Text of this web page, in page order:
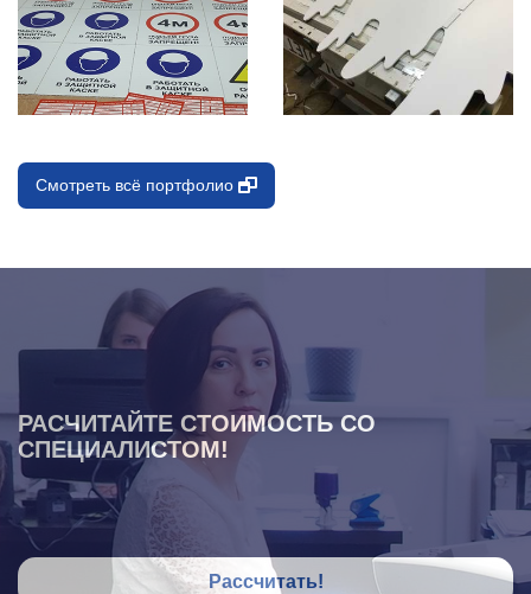
Смотреть всё портфолио
РАСЧИТАЙТЕ СТОИМОСТЬ СО
СПЕЦИАЛИСТОМ!
Рассчитать!